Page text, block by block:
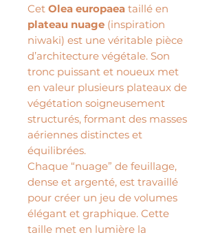
Cet Olea europaea taillé en
plateau nuage (inspiration
niwaki) est une véritable pièce
d’architecture végétale. Son
tronc puissant et noueux met
en valeur plusieurs plateaux de
végétation soigneusement
structurés, formant des masses
aériennes distinctes et
équilibrées.
Chaque “nuage” de feuillage,
dense et argenté, est travaillé
pour créer un jeu de volumes
élégant et graphique. Cette
taille met en lumière la